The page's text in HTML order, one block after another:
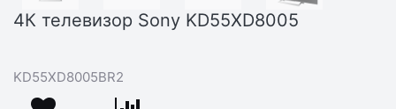
4К телевизор Sony KD55XD8005
KD55XD8005BR2